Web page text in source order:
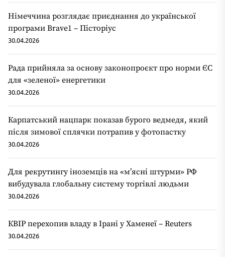
Німеччина розглядає приєднання до української
програми Brave1 – Пісторіус
30.04.2026
Рада прийняла за основу законопроєкт про норми ЄС
для «зеленої» енергетики
30.04.2026
Карпатський нацпарк показав бурого ведмедя, який
після зимової сплячки потрапив у фотопастку
30.04.2026
Для рекрутингу іноземців на «мʼясні штурми» РФ
вибудувала глобальну систему торгівлі людьми
30.04.2026
КВІР перехопив владу в Ірані у Хаменеї – Reuters
30.04.2026